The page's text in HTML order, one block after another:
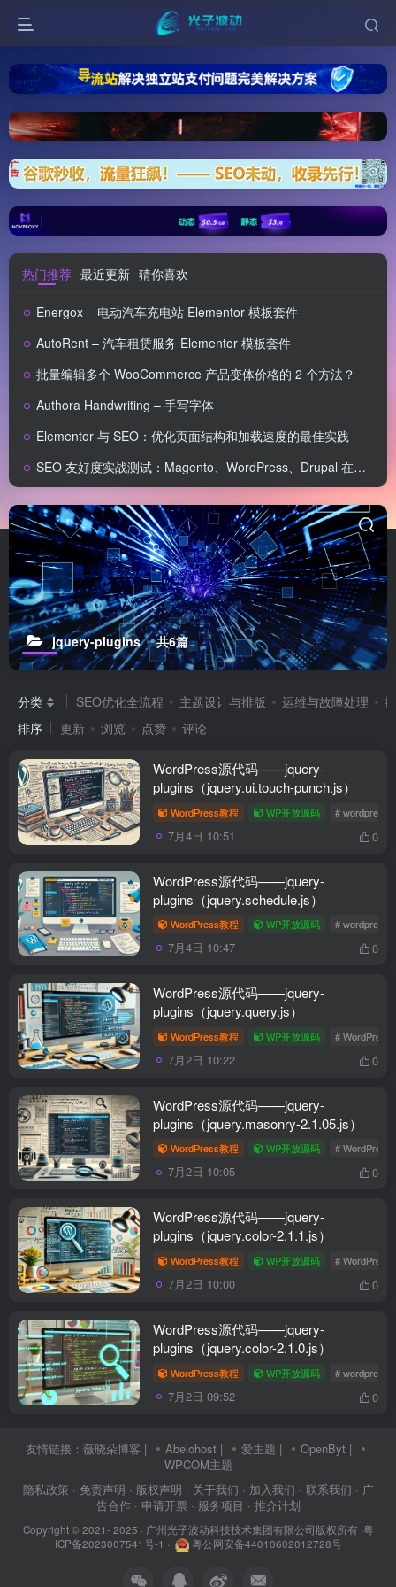
热门推荐 最近更新 猜你喜欢
Energox – 电动汽车充电站 Elementor 模板套件
AutoRent – 汽车租赁服务 Elementor 模板套件
批量编辑多个 WooCommerce 产品变体价格的 2 个方法？
Authora Handwriting – 手写字体
Elementor 与 SEO：优化页面结构和加载速度的最佳实践
SEO 友好度实战测试：Magento、WordPress、Drupal 在核心 SEO 要素上的表现对比
jquery-plugins 共6篇
分类 SEO优化全流程 主题设计与排版 运维与故障处理
排序
更新 浏览 点赞 评论
WordPress源代码——jquery-
plugins（jquery.ui.touch-punch.js）
WordPress教程 WP开放源码 # wordpress
7月4日 10:51 0
WordPress源代码——jquery-
plugins（jquery.schedule.js）
WordPress教程 WP开放源码 # wordpress
7月4日 10:47 0
WordPress源代码——jquery-
plugins（jquery.query.js）
WordPress教程 WP开放源码 # WordPress
7月2日 10:22 0
WordPress源代码——jquery-
plugins（jquery.masonry-2.1.05.js）
WordPress教程 WP开放源码 # WordPress
7月2日 10:05 0
WordPress源代码——jquery-
plugins（jquery.color-2.1.1.js）
WordPress教程 WP开放源码 # WordPress
7月2日 10:00 0
WordPress源代码——jquery-
plugins（jquery.color-2.1.0.js）
WordPress教程 WP开放源码 # wordpress
7月2日 09:52 0
友情链接： 薇晓朵博客 | Abelohost | 爱主题 | OpenByt |
WPCOM主题
隐私政策 · 免责声明 · 版权声明 · 关于我们 · 加入我们 · 联系我们 · 广
告合作 · 申请开票 · 服务项目 · 推介计划
Copyright © 2021- 2025 · 广州光子波动科技技术集团有限公司版权所有·粤
ICP备2023007541号-1 · 粤公网安备44010602012728号